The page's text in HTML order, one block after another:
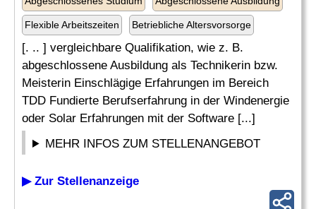
Flexible Arbeitszeiten Betriebliche Altersvorsorge
[. .. ] vergleichbare Qualifikation, wie z. B.
abgeschlossene Ausbildung als Technikerin bzw.
Meisterin Einschlägige Erfahrungen im Bereich
TDD Fundierte Berufserfahrung in der Windenergie
oder Solar Erfahrungen mit der Software [...]
MEHR INFOS ZUM STELLENANGEBOT
▶ Zur Stellenanzeige